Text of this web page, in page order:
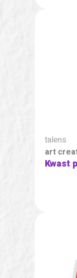
talens
art
Kwast